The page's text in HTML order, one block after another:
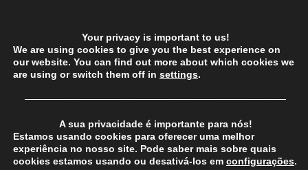
Vida Justa
dezanove
Your privacy is important to us!
We are using cookies to give you the best experience on
our website. You can find out more about which cookies we
are using or switch them off in settings.
──────────────────────────────────────
A sua privacidade é importante para nós!
Estamos usando cookies para oferecer uma melhor
experiência no nosso site. Pode saber mais sobre quais
cookies estamos usando ou desativá-los em configurações.